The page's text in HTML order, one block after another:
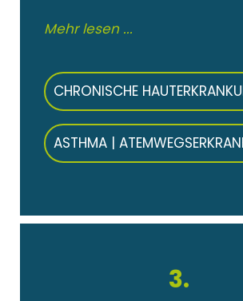
Mehr lesen ...
CHRONISCHE
ASTHMA |
3.